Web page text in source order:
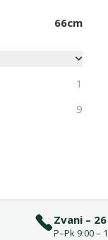
66cm
1
9
Zvani –
P–Pk 9:00 –